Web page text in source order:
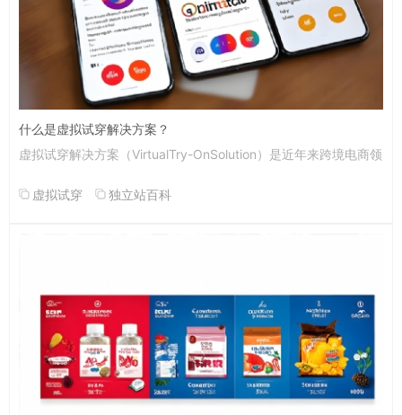
什么是虚拟试穿解决方案？
虚拟试穿解决方案（VirtualTry-OnSolution）是近年来跨境电商领
虚拟试穿 独立站百科